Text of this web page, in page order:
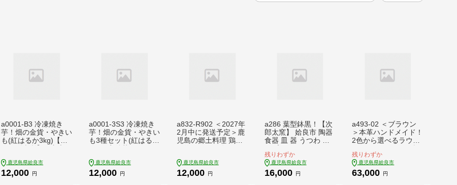
a0001-B3 冷凍焼き
芋！畑の金貨・やきい
も(紅はるか3kg)【甘
芋 やきいも べにはる
か さつまいも さつま
鹿児島県姶良市
12,000 円
a0001-3S3 冷凍焼き
芋！畑の金貨・やきい
も3種セット(紅はるか
いも販売所】姶良市
焼き芋 訳あり 冷凍 焼
鹿児島県姶良市
12,000 円
a832-R902 ＜2027年
2月中に発送予定＞鹿
児島の郷土料理 鶏刺
しみしょうゆ付き鳥刺
し【中村鶏肉店】姶良
鹿児島県姶良市
12,000 円
a286 葉型鉢黒！【次
郎太窯】 姶良市 陶器
食器 皿 器 うつわ シ
残りわずか
鹿児島県姶良市
16,000 円
a493-02 ＜ブラウン
＞本革ハンドメイド！
2色から選べるラウン
布！メンズレディース
問わず使いやすい、全
て本革を使用した財布
残りわずか
鹿児島県姶良市
63,000 円